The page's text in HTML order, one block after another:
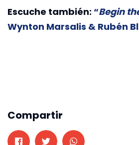
Escuche también: “Begin
Wynton Marsalis & Rubén
Compartir